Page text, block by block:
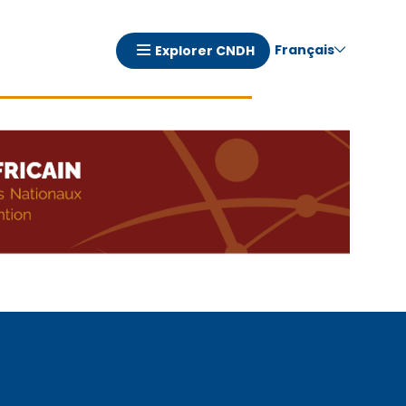
Explorer CNDH Français
Navigation